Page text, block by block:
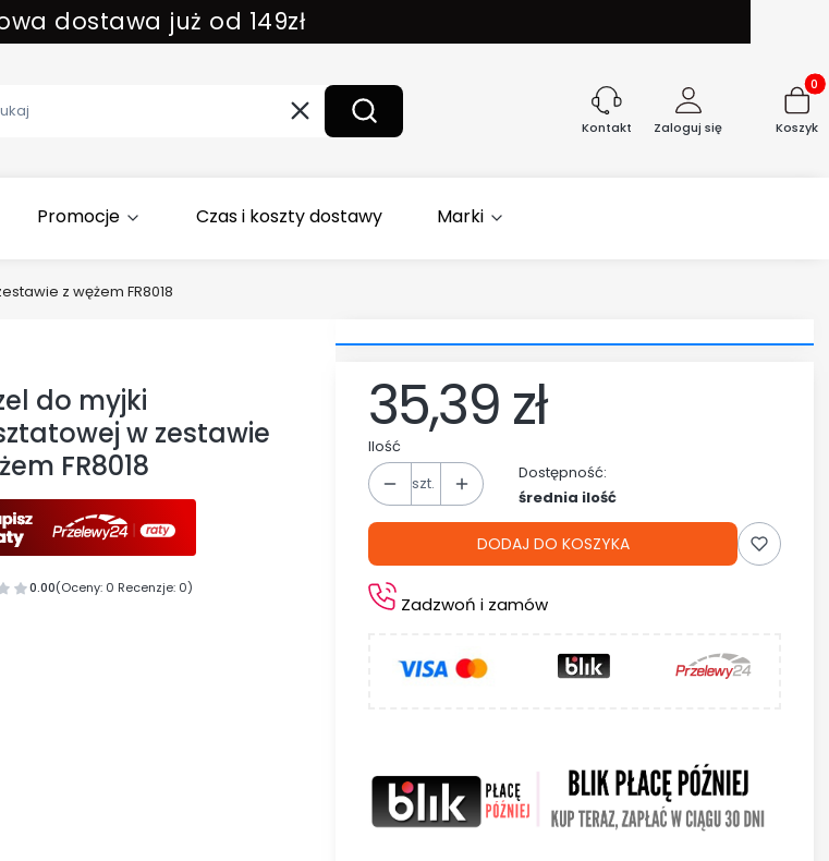
dostawa już od 149zł
WyczyśćSzukaj Kontakt Zaloguj się Koszyk
Promocje Czas i koszty dostawy Marki
z wężem FR8018
do myjki
w zestawie
FR8018
0.00(Oceny: 0 Recenzje: 0)
Cena
35,39 zł
Ilość
szt.
Dostępność:
średnia ilość
DODAJ DO KOSZYKA
Zadzwoń i zamów